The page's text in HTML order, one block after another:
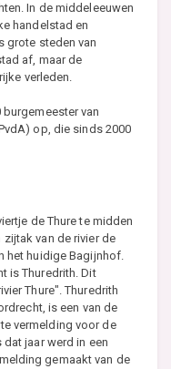
In de middeleeuwen
handelstad en
grote steden van
af, maar de
verleden.
van
op, die sinds 2000
de Thure te midden
zijtak van de rivier de
het huidige Bagijnhof.
is Thuredrith. Dit
Thure". Thuredrith
is een van de
vermelding voor de
jaar werd in een
gemaakt van de